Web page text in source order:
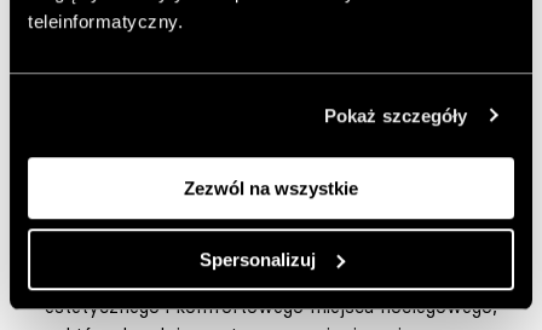
teleinformatyczny.
Pokaż szczegóły
Zezwól na wszystkie
Spersonalizuj
wypad do Wrocławia
City break we Wrocławiu? Dlaczego nie! Wiosną stolica
Dolnego Śląska wiosną prezentuje się szczególnie
estetycznego i komfortowego miejsca noclegowego,